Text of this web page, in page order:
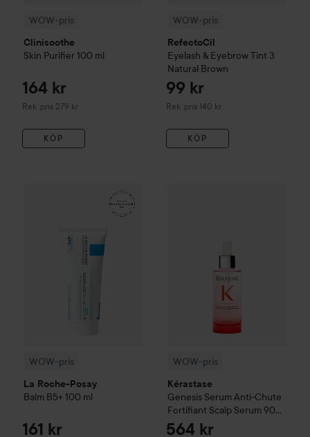
WOW-pris
Clinisoothe
Skin Purifier 100 ml
164 kr
Rek. pris 279 kr
Rekommenderat pris 279 kr
KÖP
WOW-pris
RefectoCil
Eyelash & Eyebrow Tint 3
Natural Brown
99 kr
Rek. pris 140 kr
Rekommenderat pris 140 kr
KÖP
WOW-pris
La Roche-Posay
Balm B5+ 100 ml
161 kr
La Roche-Posay
WOW-pris
Kérastase
Genesis Serum Anti-Chute
Fortifiant Scalp Serum90
ml
564 kr